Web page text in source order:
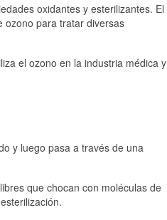
oxidantes y esterilizantes. El
ozono para tratar diversas
el ozono en la industria médica y
y luego pasa a través de una
que chocan con moléculas de